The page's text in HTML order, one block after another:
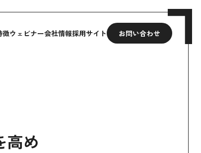
徴ウェビナー会社情報採用サイト お問い合わせ
高め